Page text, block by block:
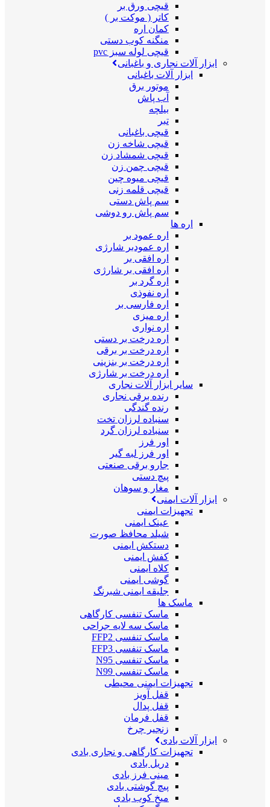
قیچی ورق بر
کاتر ( موکت بر )
کمان اره
منگنه کوب دستی
قیچی لوله سبز pvc
ابزار آلات نجاری و باغبانی
ابزار آلات باغبانی
موتور برق
آب پاش
بیلچه
تبر
قیچی باغبانی
قیچی شاخه زن
قیچی شمشاد زن
قیچی چمن زن
قیچی میوه چین
قیچی قلمه زنی
سم پاش دستی
سم پاش رو دوشی
اره ها
اره عمود بر
اره عمودبر شارژی
اره افقی بر
اره افقی بر شارژی
اره گرد بر
اره نفوذی
اره فارسی بر
اره میزی
اره نواری
اره درخت بر دستی
اره درخت بر برقی
اره درخت بر بنزینی
اره درخت بر شارژی
سایر ابزار آلات نجاری
رنده برقی نجاری
رنده گندگی
سنباده لرزان تخت
سنباده لرزان گرد
اور فرز
اور فرز لبه گیر
جارو برقی صنعتی
پیچ دستی
مغار و سوهان
ابزار آلات ایمنی
تجهیزات ایمنی
عینک ایمنی
شیلد محافظ صورت
دستکش ایمنی
کفش ایمنی
کلاه ایمنی
گوشی ایمنی
جلیقه ایمنی شبرنگ
ماسک ها
ماسک تنفسی کارگاهی
ماسک سه لایه جراحی
ماسک تنفسی FFP2
ماسک تنفسی FFP3
ماسک تنفسی N95
ماسک تنفسی N99
تجهیزات ایمنی محیطی
قفل آویز
قفل پدال
قفل فرمان
زنجیر چرخ
ابزار آلات بادی
تجهیزات کارگاهی و نجاری بادی
دریل بادی
مینی فرز بادی
پیچ گوشتی بادی
میخ کوب بادی